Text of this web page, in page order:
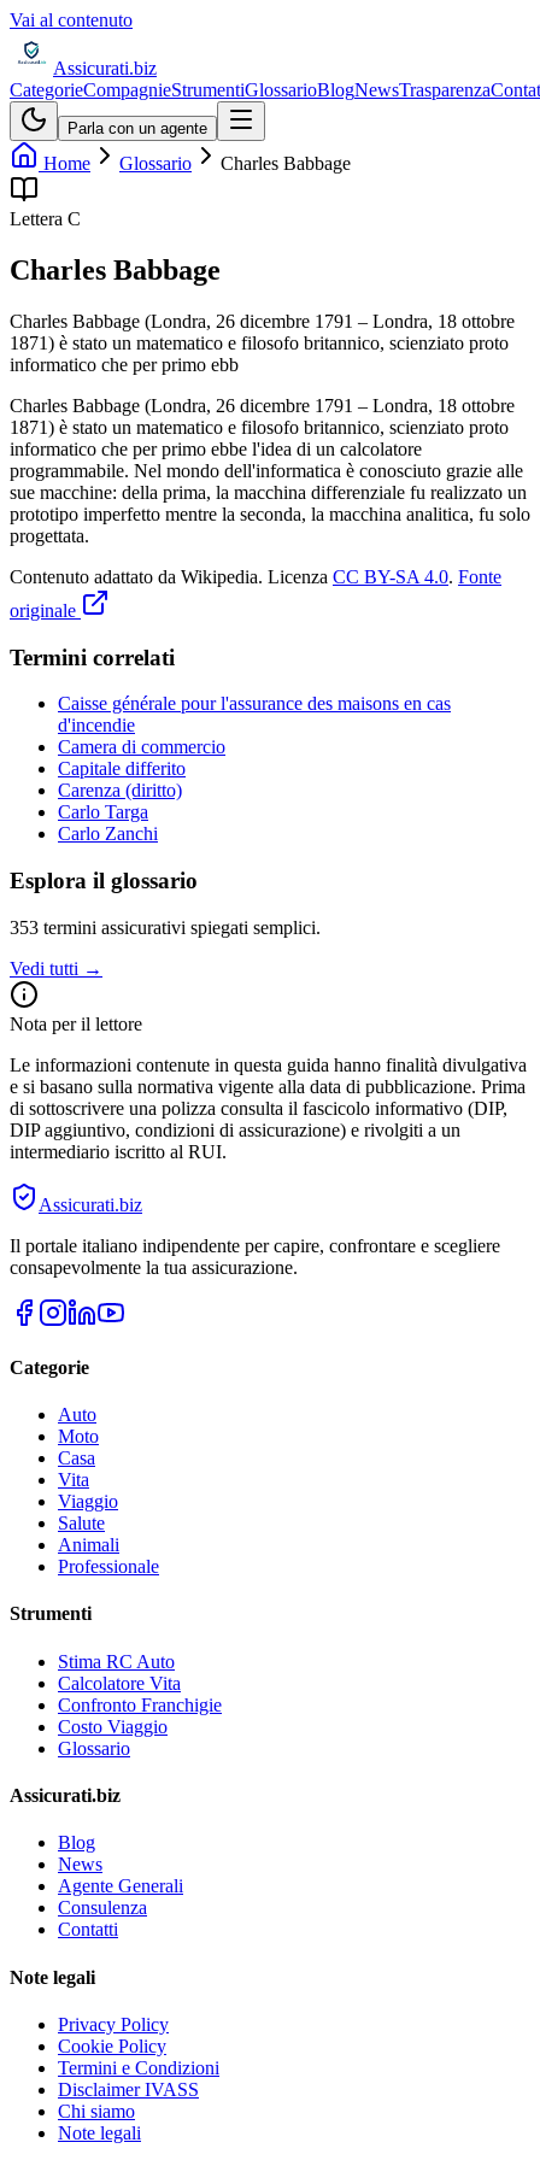
Vai al contenuto
Assicurati.biz
CategorieCompagnieStrumentiGlossarioBlogNewsTrasparenza
Parla con un agente
Home Glossario Charles Babbage
Lettera C
Charles Babbage
Charles Babbage (Londra, 26 dicembre 1791 – Londra, 18 ottobre
1871) è stato un matematico e filosofo britannico, scienziato proto
informatico che per primo ebb
Charles Babbage (Londra, 26 dicembre 1791 – Londra, 18 ottobre
1871) è stato un matematico e filosofo britannico, scienziato proto
informatico che per primo ebbe l'idea di un calcolatore
programmabile. Nel mondo dell'informatica è conosciuto grazie alle
sue macchine: della prima, la macchina differenziale fu realizzato un
prototipo imperfetto mentre la seconda, la macchina analitica, fu solo
progettata.
Contenuto adattato da Wikipedia. Licenza CC BY-SA 4.0. Fonte
originale
Termini correlati
Caisse générale pour l'assurance des maisons en cas
d'incendie
Camera di commercio
Capitale differito
Carenza (diritto)
Carlo Targa
Carlo Zanchi
Esplora il glossario
353 termini assicurativi spiegati semplici.
Vedi tutti →
Nota per il lettore
Le informazioni contenute in questa guida hanno finalità divulgativa
e si basano sulla normativa vigente alla data di pubblicazione. Prima
di sottoscrivere una polizza consulta il fascicolo informativo (DIP,
DIP aggiuntivo, condizioni di assicurazione) e rivolgiti a un
intermediario iscritto al RUI.
Assicurati.biz
Il portale italiano indipendente per capire, confrontare e scegliere
consapevolmente la tua assicurazione.
Categorie
Auto
Moto
Casa
Vita
Viaggio
Salute
Animali
Professionale
Strumenti
Stima RC Auto
Calcolatore Vita
Confronto Franchigie
Costo Viaggio
Glossario
Assicurati.biz
Blog
News
Agente Generali
Consulenza
Contatti
Note legali
Privacy Policy
Cookie Policy
Termini e Condizioni
Disclaimer IVASS
Chi siamo
Note legali